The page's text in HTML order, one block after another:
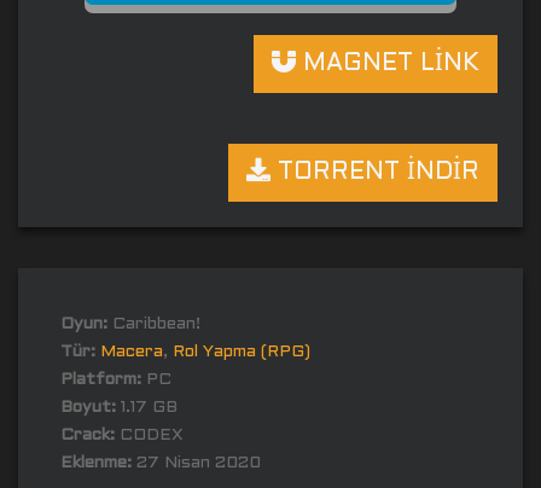
MAGNET LİNK
TORRENT İNDİR
Oyun: Caribbean!
Tür: Macera,
Rol Yapma (RPG)
Platform: PC
Boyut: 1.17 GB
Crack: CODEX
Eklenme: 27 Nisan 2020